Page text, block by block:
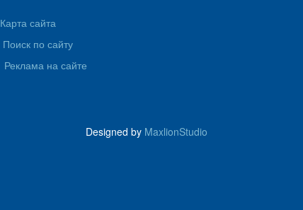
Карта сайта
Поиск по сайту
Реклама на сайте
Designed by MaxlionStudio